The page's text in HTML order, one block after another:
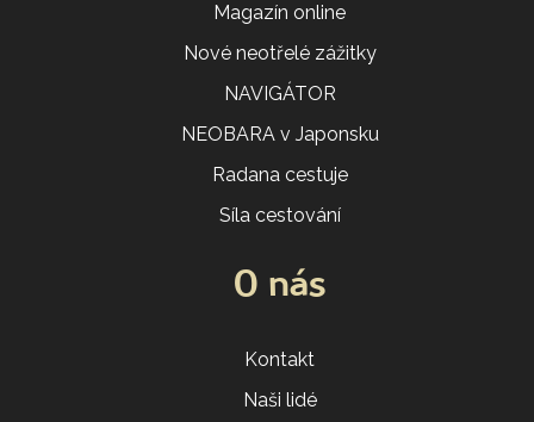
Magazín online
Nové neotřelé zážitky
NAVIGÁTOR
NEOBARA v Japonsku
Radana cestuje
Síla cestování
O nás
Kontakt
Naši lidé